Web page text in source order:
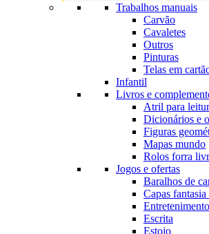
Trabalhos manuais
Carvão
Cavaletes
Outros
Pinturas
Telas em
Infantil
Livros e
Atril para
Dicionários e
Figuras
Mapas mundo
Rolos forra
Jogos e ofertas
Baralhos de
Capas
Escrita
Estojo